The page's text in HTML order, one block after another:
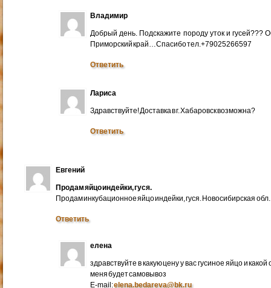
Владимир
Добрый день. Подскажите породу уток и гусей???
Приморский край…Спасибо тел.+79025266597
Ответить
Лариса
Здравствуйте! Доставка в г. Хабаровск возможна?
Ответить
Евгений
Продам яйцо индейки, гуся.
Продам инкубационное яйцо индейки, гуся. Новосибирская
Ответить
елена
здравствуйте в какую цену у вас гусиное яйцо и
меня будет самовывоз
E-mail:elena.bedareva@bk.ru